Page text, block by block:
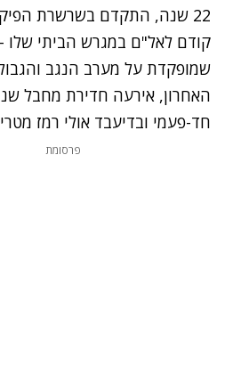
22 שנה, התקדם בשרשרת
קודם לאל"ם במגרש הביתי שלו
שמופקדת על מערב הנגב והגבול
האחרון, אירעה חדירת מחבל
חד-פעמי ובדיעבד אולי רמז
פרסומת